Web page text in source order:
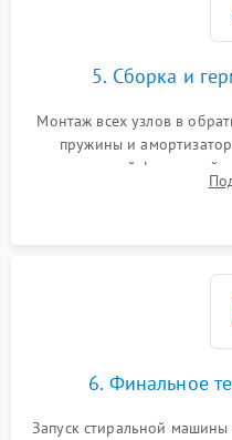
5. Сборка и
Монтаж всех узлов в
пружины и
надежной фиксацией
герметиком для
6. Финальное
Запуск стиральной